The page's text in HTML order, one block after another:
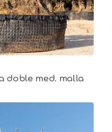
doble med. malla